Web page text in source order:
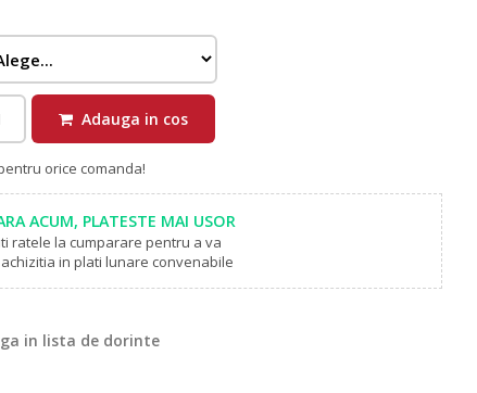
Adauga in cos
orice comanda!
ACUM, PLATESTE MAI USOR
ratele la cumparare pentru a va
in plati lunare convenabile
in lista de dorinte